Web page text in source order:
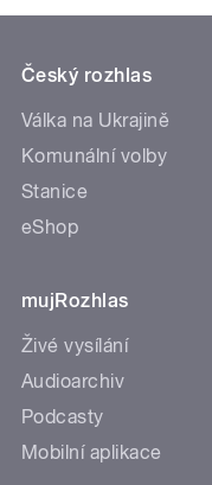
Český rozhlas
Válka na Ukrajině
Komunální volby
Stanice
eShop
mujRozhlas
Živé vysílání
Audioarchiv
Podcasty
Mobilní aplikace